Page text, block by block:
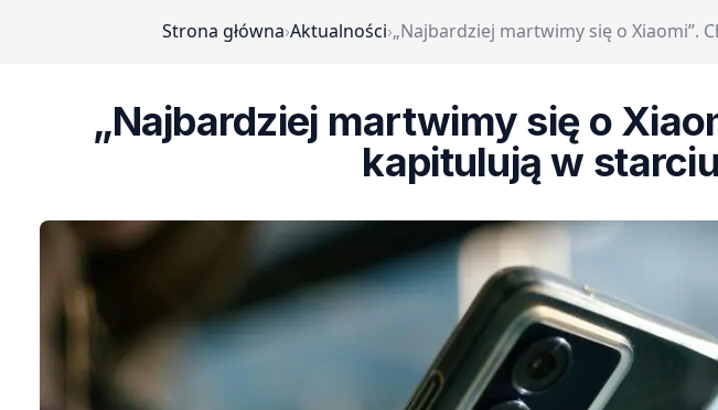
Strona główna›Aktualności›„Najbardziej martwimy się o Xiaomi”.
„Najbardziej martwimy się o
kapitulują w